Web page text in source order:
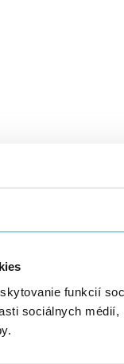
funkcií
sociálnych